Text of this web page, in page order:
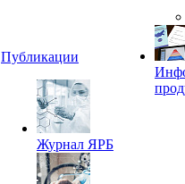
Публикации
Журнал ЯРБ